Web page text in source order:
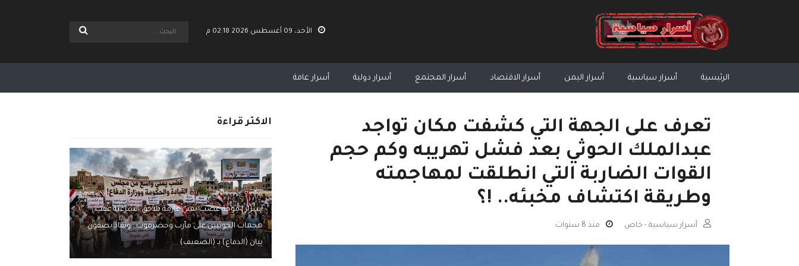
الأحد، 09 أغسطس 2026 02:18 م
الرئيسية أسرار سياسية أسرار اليمن أسرار الاقتصاد أسرار المجتمع أسرار دولية أسرار عامة
تعرف على الجهة التي كشفت مكان تواجد
عبدالملك الحوثي بعد فشل تهريبه وكم حجم
القوات الضاربة التي انطلقت لمهاجمته
وطريقة اكتشاف مخبئه.. !؟
أسرار سياسية - خاص منذ 8 سنوات
الاكثر قراءة
اسرار | موجة غضب يمني عارمة تلاحق الشرعية عقب
هجمات الحوثيين على مأرب وحضرموت.. ونقاد يصفون
بيان (الدفاع) بـ (الضعيف)